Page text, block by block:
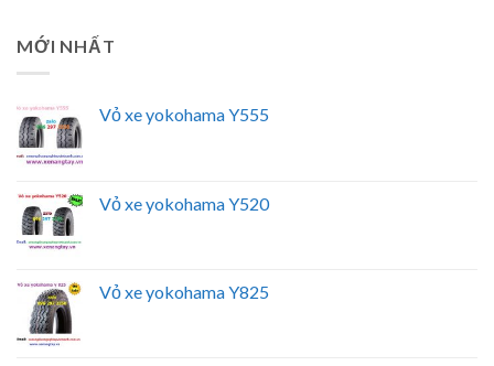
MỚI NHẤT
Vỏ xe yokohama Y555
Vỏ xe yokohama Y520
Vỏ xe yokohama Y825